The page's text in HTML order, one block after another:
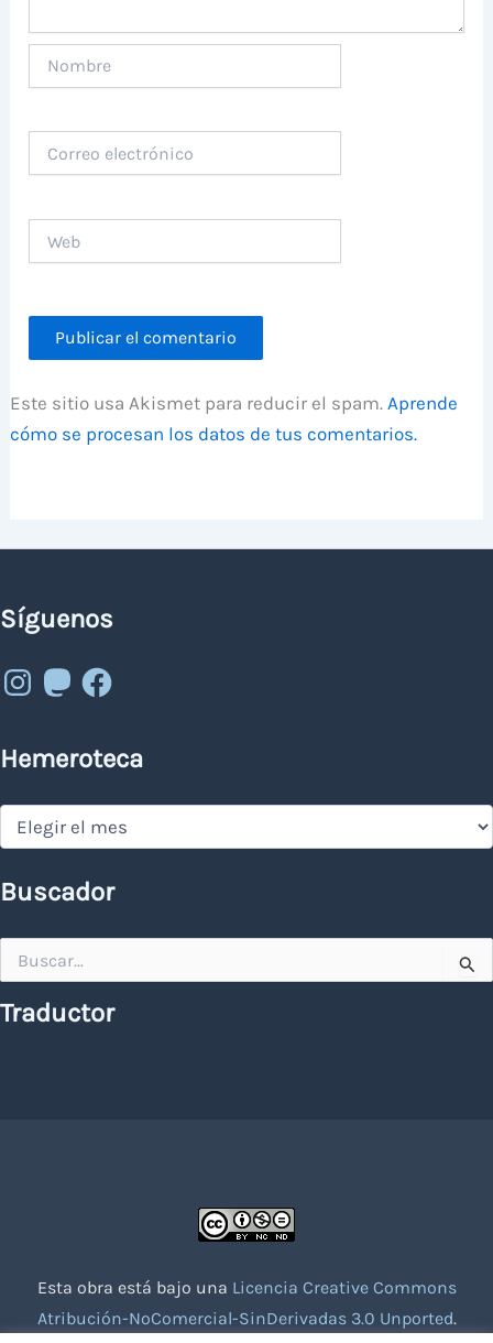
electrónico
Este sitio usa Akismet para reducir el spam.Aprende
cómo se procesan los datos de tus comentarios.
Síguenos
Instagram
MastodonFacebook
Hemeroteca
Hemeroteca
Buscador
por:
Traductor
Esta obra está bajo una Licencia Creative Commons
Atribución-NoComercial-SinDerivadas 3.0 Unported.